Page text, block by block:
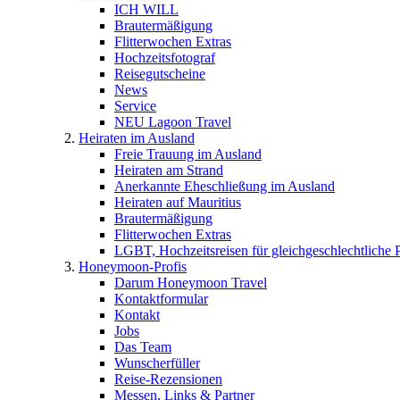
ICH WILL
Brautermäßigung
Flitterwochen Extras
Hochzeitsfotograf
Reisegutscheine
News
Service
NEU Lagoon Travel
Heiraten im Ausland
Freie Trauung im Ausland
Heiraten am Strand
Anerkannte Eheschließung im Ausland
Heiraten auf Mauritius
Brautermäßigung
Flitterwochen Extras
LGBT, Hochzeitsreisen für gleichgeschlechtliche
Honeymoon-Profis
Darum Honeymoon Travel
Kontaktformular
Kontakt
Jobs
Das Team
Wunscherfüller
Reise-Rezensionen
Messen, Links & Partner